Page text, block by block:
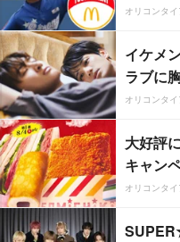
オリコンタ
イケメ
ラブに
オリコンタ
大好評
キャン
オリコンタ